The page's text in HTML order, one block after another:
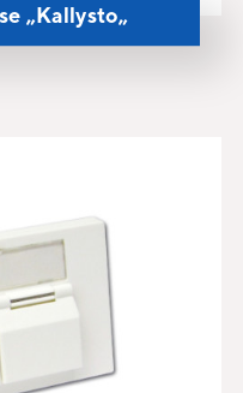
„Kallysto„